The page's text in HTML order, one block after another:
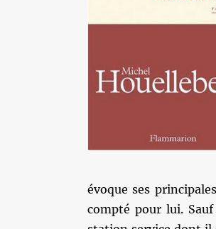
évoque ses
compté pour lui.